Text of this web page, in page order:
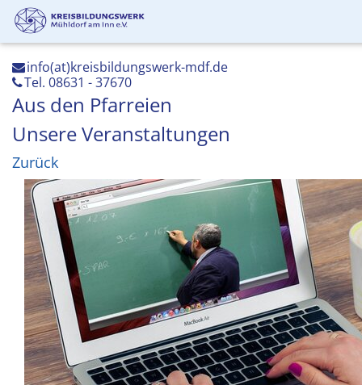
info(at)kreisbildungswerk-mdf.de
Tel. 08631 - 37670
Aus den Pfarreien
Unsere Veranstaltungen
Zurück